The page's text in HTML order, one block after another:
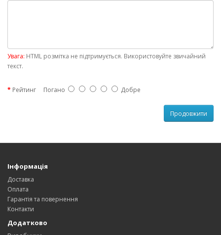
Увага: HTML розмітка не підтримується. Використовуйте звичайний
текст.
Рейтинг Погано Добре
Продовжити
Інформація
Доставка
Оплата
Гарантія та повернення
Контакти
Додатково